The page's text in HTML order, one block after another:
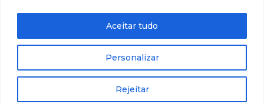
Personalizar
Rejeitar
Aceitar tudo
Transparência de dados sobre lideranças